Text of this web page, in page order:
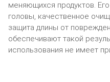
меняющихся продуктов.
головы, качественное
защита длины от
обеспечивают такой
использования не имеет